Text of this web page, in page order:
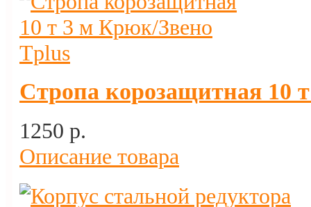
Стропа корозащитная 10
1250 p.
Описание товара